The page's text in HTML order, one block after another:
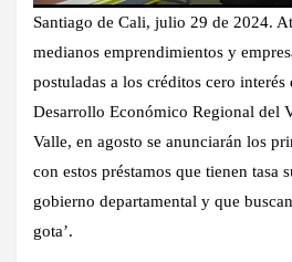
Santiago de Cali, julio 29 de 2024.
medianos emprendimientos y
postuladas a los créditos cero
Desarrollo Económico Regional del
Valle, en agosto se anunciarán los
con estos préstamos que tienen tasa
gobierno departamental y que
gota’.